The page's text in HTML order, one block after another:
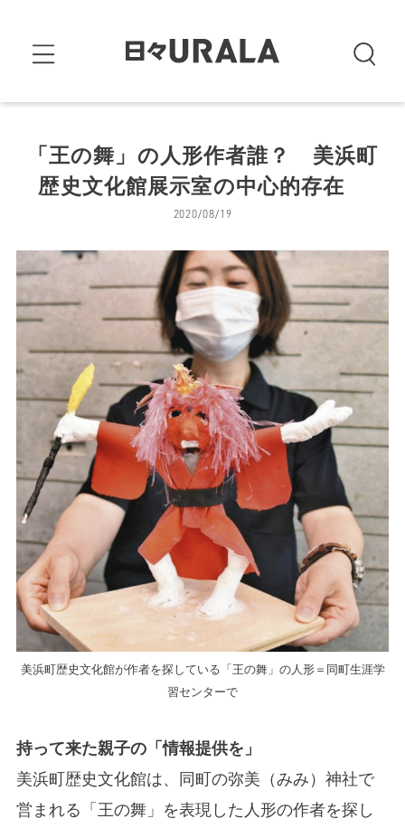
「王の舞」の人形作者誰？ 美浜町
歴史文化館展示室の中心的存在
2020/08/19
美浜町歴史文化館が作者を探している「王の舞」の人形＝同町生涯学
習センターで
持って来た親子の「情報提供を」
美浜町歴史文化館は、同町の弥美（みみ）神社で
営まれる「王の舞」を表現した人形の作者を探し